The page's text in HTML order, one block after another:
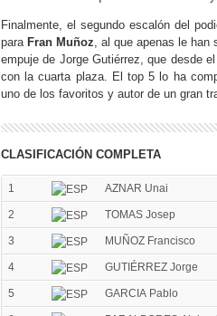
Finalmente, el segundo escalón del
para Fran Muñoz, al que apenas le han
empuje de Jorge Gutiérrez, que desde
con la cuarta plaza. El top 5 lo ha
uno de los favoritos y autor de un gran
CLASIFICACIÓN COMPLETA
1 AZNAR Unai
2 TOMAS Josep
3 MUÑOZ Francisco
4 GUTIÉRREZ Jorge
5 GARCIA Pablo